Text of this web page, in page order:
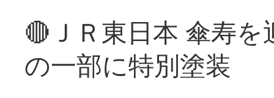
🔴ＪＲ東日本 傘寿
の一部に特別塗装